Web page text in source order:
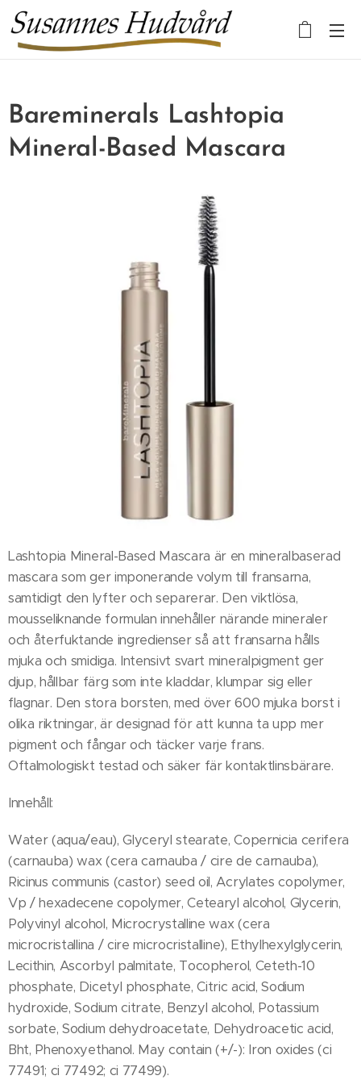
Bareminerals Lashtopia
Mineral-Based Mascara
Lashtopia Mineral-Based Mascara är en mineralbaserad
mascara som ger imponerande volym till fransarna,
samtidigt den lyfter och separerar. Den viktlösa,
mousseliknande formulan innehåller närande mineraler
och återfuktande ingredienser så att fransarna hålls
mjuka och smidiga. Intensivt svart mineralpigment ger
djup, hållbar färg som inte kladdar, klumpar sig eller
flagnar. Den stora borsten, med över 600 mjuka borst i
olika riktningar, är designad för att kunna ta upp mer
pigment och fångar och täcker varje frans.
Oftalmologiskt testad och säker fär kontaktlinsbärare.
Innehåll:
Water (aqua/eau), Glyceryl stearate, Copernicia cerifera
(carnauba) wax (cera carnauba / cire de carnauba),
Ricinus communis (castor) seed oil, Acrylates copolymer,
Vp / hexadecene copolymer, Cetearyl alcohol, Glycerin,
Polyvinyl alcohol, Microcrystalline wax (cera
microcristallina / cire microcristalline), Ethylhexylglycerin,
Lecithin, Ascorbyl palmitate, Tocopherol, Ceteth-10
phosphate, Dicetyl phosphate, Citric acid, Sodium
hydroxide, Sodium citrate, Benzyl alcohol, Potassium
sorbate, Sodium dehydroacetate, Dehydroacetic acid,
Bht, Phenoxyethanol. May contain (+/-): Iron oxides (ci
77491; ci 77492; ci 77499).